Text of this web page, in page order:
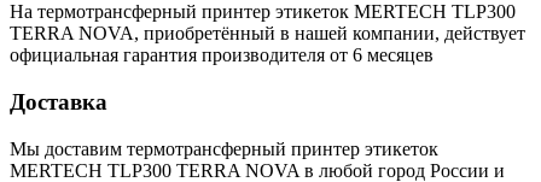
На термотрансферный принтер этикеток MERTECH TLP300
TERRA NOVA, приобретённый в нашей компании, действует
официальная гарантия производителя от 6 месяцев
Доставка
Мы доставим термотрансферный принтер этикеток
MERTECH TLP300 TERRA NOVA в любой город России и